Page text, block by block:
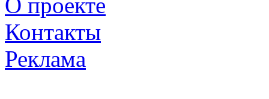
Контакты
Реклама